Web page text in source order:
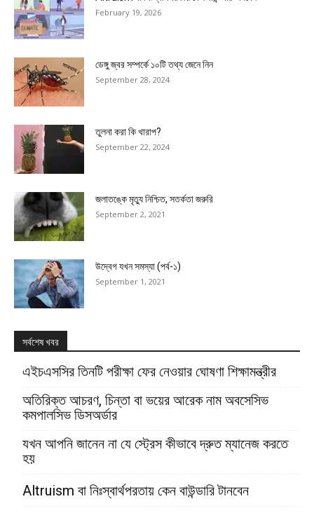
February 19, 2026
ডেঙ্গু জ্বর সম্পর্কে ১০টি তথ্য জেনে নিন
September 28, 2024
তুলনা করা কি খারাপ?
September 22, 2024
জলাতঙ্কে মৃত্যু নিশ্চিত, সতর্কতা জরুরি
September 2, 2021
উদ্বেগ যখন সমস্যা (পর্ব-১)
September 1, 2021
সর্বশেষ খবর
এইচএসসির তিনটি পরীক্ষা ফের নেওয়ার ঘোষণা শিক্ষামন্ত্রীর
অতিরিক্ত আচরণ, চিন্তা বা ভয়ের আরেক নাম অবসেসিভ
কমপালসিভ ডিসঅর্ডার
যখন আপনি জানেন না যে স্ট্রেস কীভাবে দ্রুত ম্যানেজ করতে
হয়
Altruism বা নিঃস্বার্থপরতায় কেন বাউন্ডারি টানবেন